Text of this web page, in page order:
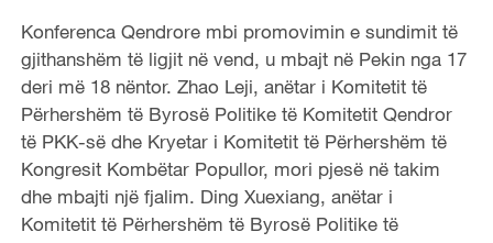
Konferenca Qendrore mbi promovimin e sundimit të
gjithanshëm të ligjit në vend, u mbajt në Pekin nga 17
deri më 18 nëntor. Zhao Leji, anëtar i Komitetit të
Përhershëm të Byrosë Politike të Komitetit Qendror
të PKK-së dhe Kryetar i Komitetit të Përhershëm të
Kongresit Kombëtar Popullor, mori pjesë në takim
dhe mbajti një fjalim. Ding Xuexiang, anëtar i
Komitetit të Përhershëm të Byrosë Politike të